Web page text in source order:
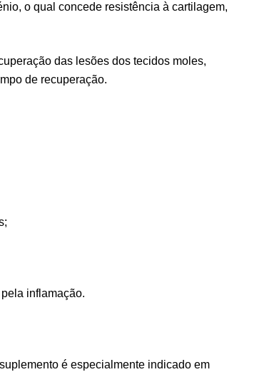
o qual concede resistência à cartilagem,
das lesões dos tecidos moles,
de recuperação.
inflamação.
é especialmente indicado em